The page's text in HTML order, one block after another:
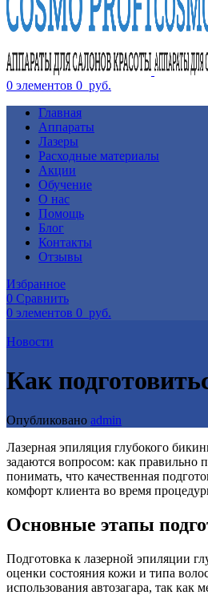
0 элементов 0 руб.
Главная
Аппараты
Лазеры
Расходные материалы
Акции
Обучение
О нас
Помощь
Блог
Контакты
Отзывы
Избранное
0 Сравнить
0 элементов 0 руб.
Новости
Как
Опубликовано admin
Лазерная эпиляция глубокого
задаются вопросом: как правильно
понимать, что качественная
комфорт клиента во время
Основные этапы
Подготовка к лазерной эпиляции
оценки состояния кожи и типа
использования автозагара, так как